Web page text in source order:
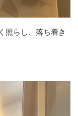
照らし、落ち着き